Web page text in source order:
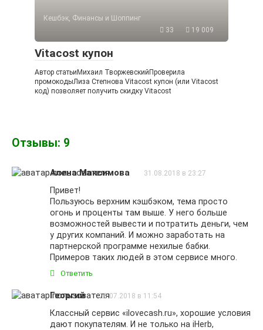
Кешбэк, Финансы и Шоппинг
33
19 009
Vitacost купон
Автор статьиМихаил ТворжевскийПроверила
промокодыЛиза Степнова Vitacost купон (или Vitacost
код) позволяет получить скидку Vitacost
Отзывы: 9
Алена Максимова 31.08.2018 в 23:27
Привет!
Пользуюсь верхним кэшбэком, тема просто
огонь и проценты там выше. У него больше
возможностей вывести и потратить деньги, чем
у других компаний. И можно заработать на
партнерской программе нехилые бабки.
Примеров таких людей в этом сервисе много.
Ответить
Георгий 20.07.2018 в 11:54
Классный сервис «ilovecash.ru», хорошие условия
дают покупателям. И не только на iHerb,